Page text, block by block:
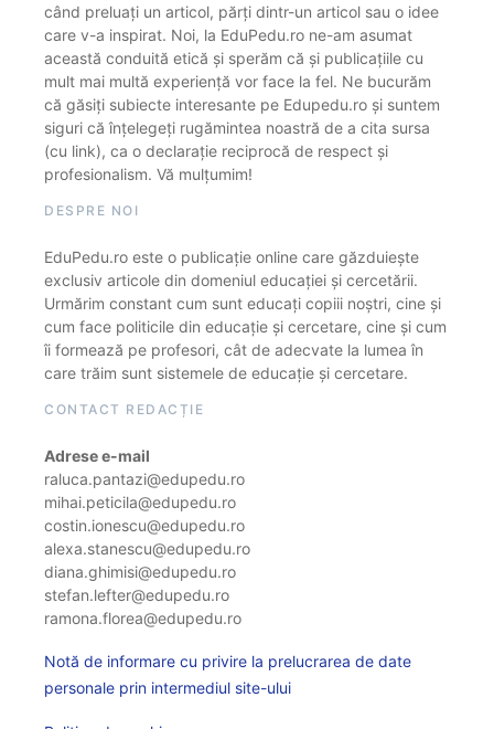
când preluați un articol, părți dintr-un articol sau o idee
care v-a inspirat. Noi, la EduPedu.ro ne-am asumat
această conduită etică și sperăm că și publicațiile cu
mult mai multă experiență vor face la fel. Ne bucurăm
că găsiți subiecte interesante pe Edupedu.ro și suntem
siguri că înțelegeți rugămintea noastră de a cita sursa
(cu link), ca o declarație reciprocă de respect și
profesionalism. Vă mulțumim!
DESPRE NOI
EduPedu.ro este o publicație online care găzduiește
exclusiv articole din domeniul educației și cercetării.
Urmărim constant cum sunt educați copiii noștri, cine și
cum face politicile din educație și cercetare, cine și cum
îi formează pe profesori, cât de adecvate la lumea în
care trăim sunt sistemele de educație și cercetare.
CONTACT REDACȚIE
Adrese e-mail
raluca.pantazi@edupedu.ro
mihai.peticila@edupedu.ro
costin.ionescu@edupedu.ro
alexa.stanescu@edupedu.ro
diana.ghimisi@edupedu.ro
stefan.lefter@edupedu.ro
ramona.florea@edupedu.ro
Notă de informare cu privire la prelucrarea de date
personale prin intermediul site-ului